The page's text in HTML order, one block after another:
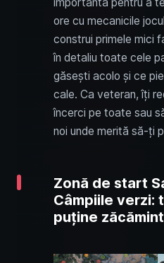
importantă pentru a
ore cu mecanicile
construi primele mici
în detaliu toate cele
găsești acolo și ce
cale. Ca veteran, îți
încerci pe toate sau
noi unde merită să-ți
Zonă de start
Câmpiile verzi:
puține